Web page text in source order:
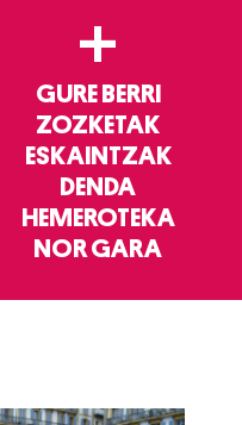
+
GURE BERRI
ZOZKETAK
ESKAINTZAK
DENDA
HEMEROTEKA
NOR GARA